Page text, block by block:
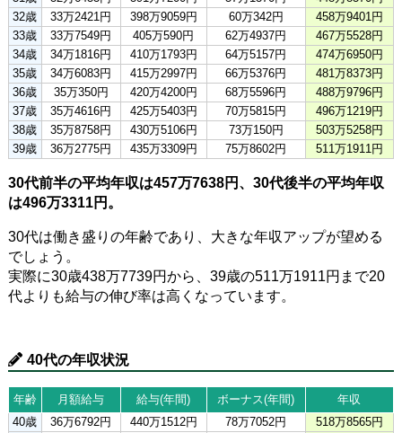
32歳
33万2421円 398万9059円 60万342円
458万9401円
33歳
33万7549円 405万590円 62万4937円
467万5528円
34歳
34万1816円 410万1793円 64万5157円
474万6950円
35歳
34万6083円 415万2997円 66万5376円
481万8373円
36歳
35万350円 420万4200円 68万5596円
488万9796円
37歳
35万4616円 425万5403円 70万5815円
496万1219円
38歳
35万8758円 430万5106円 73万150円
503万5258円
39歳
36万2775円 435万3309円 75万8602円 511万1911円
30代前半の平均年収は457万7638円、30代後半の平均年収
は496万3311円。
30代は働き盛りの年齢であり、大きな年収アップが望める
でしょう。
実際に30歳438万7739円から、39歳の511万1911円まで20
代よりも給与の伸び率は高くなっています。
40代の年収状況
年齢 月額給与 給与(年間) ボーナス(年間)
年収
40歳
36万6792円 440万1512円 78万7052円
518万8565円